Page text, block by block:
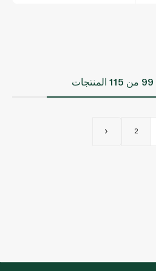
99 من 115 المنتجات
2